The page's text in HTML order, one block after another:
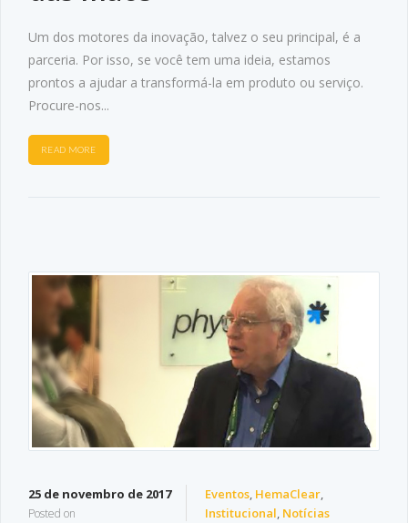
Um dos motores da inovação, talvez o seu principal, é a
parceria. Por isso, se você tem uma ideia, estamos
prontos a ajudar a transformá-la em produto ou serviço.
Procure-nos...
READ MORE
25 de novembro de 2017
Posted on
Eventos, HemaClear,
Institucional, Notícias